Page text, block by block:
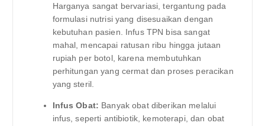
Harganya sangat bervariasi, tergantung pada
formulasi nutrisi yang disesuaikan dengan
kebutuhan pasien. Infus TPN bisa sangat
mahal, mencapai ratusan ribu hingga jutaan
rupiah per botol, karena membutuhkan
perhitungan yang cermat dan proses peracikan
yang steril.
Infus Obat: Banyak obat diberikan melalui
infus, seperti antibiotik, kemoterapi, dan obat